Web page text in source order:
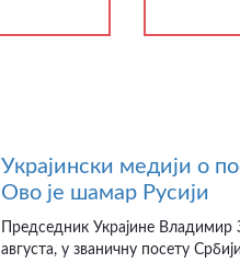
Украјински медији о
Ово је шамар Русији
Председник Украјине Владимир
августа, у званичну посету